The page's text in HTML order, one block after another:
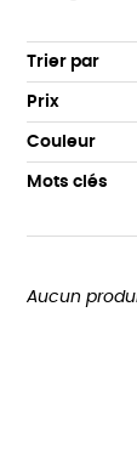
NOTRE
ACCESSOIRES
MAISON
BIEN-ÊTRE
ÉPICERIE
Trier par
Par défaut
Popularité
Prix : du - cher
Prix : du +
Prix
Tous
0 € - 50 €
Plus de 200€
Couleur
Blanc Pur
Mots clés
Fabriqué en
Aucun